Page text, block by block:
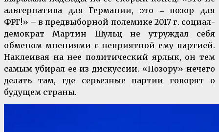
альтернатива для Германии, это ‒ позор для
ФРГ!» – в предвыборной полемике 2017 г. социал-
демократ Мартин Шульц не утруждал себя
обменом мнениями с неприятной ему партией.
Наклеивая на нее политический ярлык, он тем
самым убирал ее из дискуссии. «Позору» нечего
делать там, где серьезные партии говорят о
будущем страны.